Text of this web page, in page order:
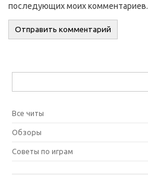
последующих моих комментариев.
Все читы
Обзоры
Советы по играм